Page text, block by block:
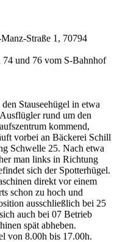
Straße 1, 70794
und 76 vom S-Bahnhof
Stauseehügel in etwa
rund um den
kommend,
vorbei an Bäckerei Schill
Schwelle 25. Nach etwa
man links in Richtung
sich der Spotterhügel.
direkt vor einem
schon zu hoch und
ausschließlich bei 25
auch bei 07 Betrieb
spät abheben.
von 8.00h bis 17.00h.